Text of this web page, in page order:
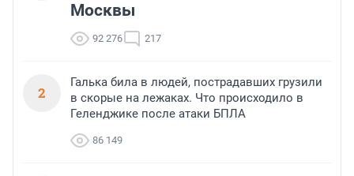
Москвы
92 276 217
2
Галька била в людей, пострадавших грузили
в скорые на лежаках. Что происходило в
Геленджике после атаки БПЛА
86 149